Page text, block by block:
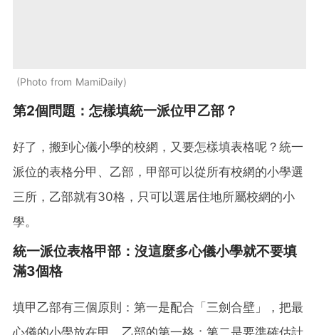
Photo from MamiDaily
第2個問題：怎樣填統一派位甲乙部？
好了，搬到心儀小學的校網，又要怎樣填表格呢？統一
派位的表格分甲、乙部，甲部可以從所有校網的小學選
三所，乙部就有30格，只可以選居住地所屬校網的小
學。
統一派位表格甲部：沒這麼多心儀小學就不要填
滿3個格
填甲乙部有三個原則：第一是配合「三劍合壁」，把最
心儀的小學放在甲、乙部的第一格；第二是要準確估計